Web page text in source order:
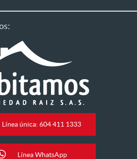
Línea única: 604 411 1333
Línea WhatsApp